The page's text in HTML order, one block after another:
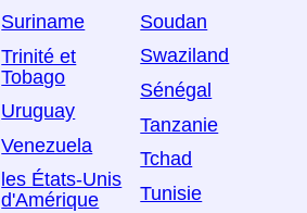
Suriname
Trinité et
Tobago
Uruguay
Venezuela
les États-Unis
d'Amérique
Soudan
Swaziland
Sénégal
Tanzanie
Tchad
Tunisie